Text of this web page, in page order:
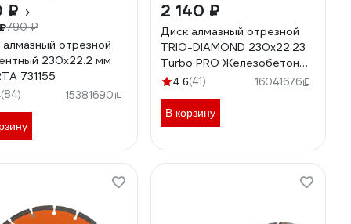
₽
790 ₽
отрезной
230x22.2 мм
731155
(84) 15381690
2 140 ₽
Диск алмазный отрезной
TRIO-DIAMOND 230x22.23
Turbo PRO Железобетон
TP176
4.6(41) 16041676
В корзину